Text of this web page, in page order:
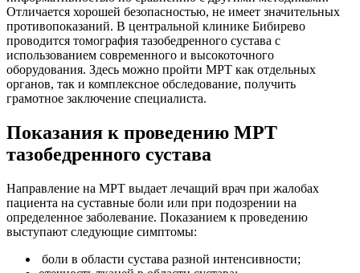
Отличается хорошей безопасностью, не имеет значительных
противопоказаний. В центральной клинике Бибирево
проводится томография тазобедренного сустава с
использованием современного и высокоточного
оборудования. Здесь можно пройти МРТ как отдельных
органов, так и комплексное обследование, получить
грамотное заключение специалиста.
Показания к проведению МРТ
тазобедренного сустава
Направление на МРТ выдает лечащий врач при жалобах
пациента на суставные боли или при подозрении на
определенное заболевание. Показанием к проведению
выступают следующие симптомы:
боли в области сустава разной интенсивности;